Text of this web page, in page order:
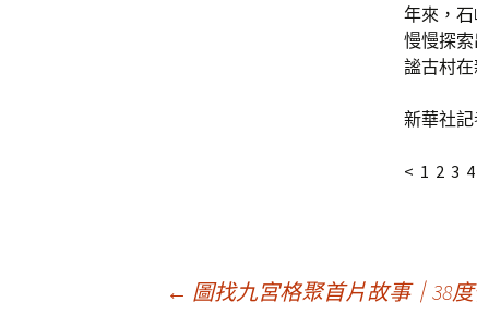
年來，
慢慢探
謐古村
新華社
< 1 2 3
← 圖找九宮格聚首片故事｜38